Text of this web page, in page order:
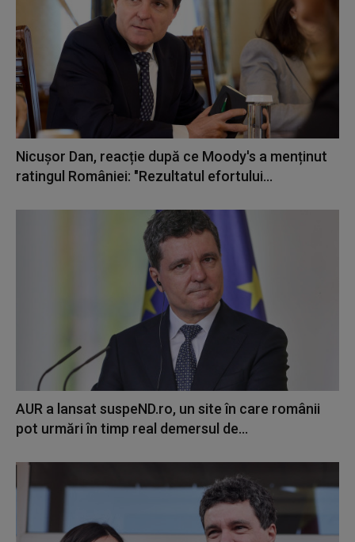
Nicușor Dan, reacție după ce Moody's a menținut
ratingul României: "Rezultatul efortului...
AUR a lansat suspeND.ro, un site în care românii
pot urmări în timp real demersul de...